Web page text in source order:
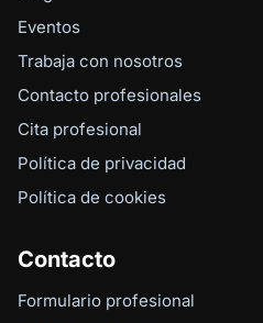
Eventos
Trabaja con nosotros
Contacto profesionales
Cita profesional
Política de privacidad
Política de cookies
Contacto
Formulario profesional